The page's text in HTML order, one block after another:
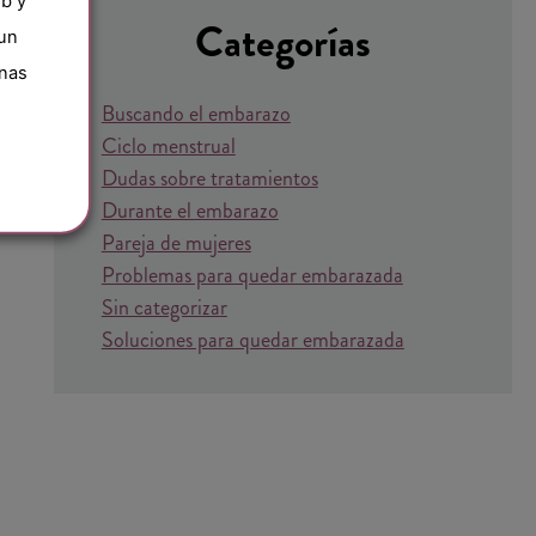
Categorías
Buscando el embarazo
Ciclo menstrual
Dudas sobre tratamientos
Durante el embarazo
Pareja de mujeres
Problemas para quedar embarazada
Sin categorizar
Soluciones para quedar embarazada